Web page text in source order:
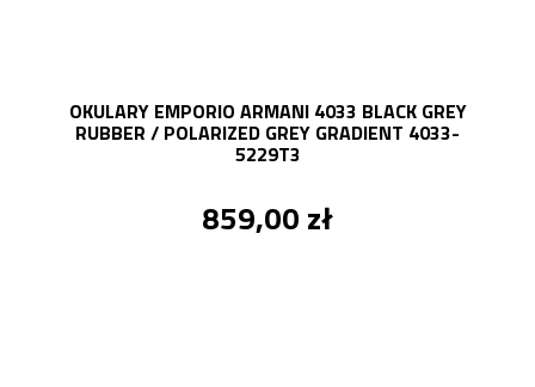
OKULARY EMPORIO ARMANI 4033 BLACK GREY
RUBBER / POLARIZED GREY GRADIENT 4033-
5229T3
859,00 zł